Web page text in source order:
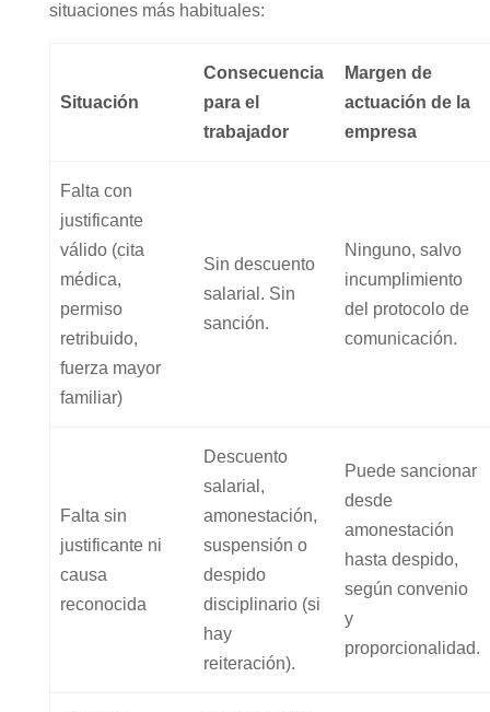
situaciones más habituales:
Situación
Consecuencia
para el
trabajador
Margen de
actuación de la
empresa
Falta con
justificante
válido (cita
médica,
permiso
retribuido,
fuerza mayor
familiar)
Sin descuento
salarial. Sin
sanción.
Ninguno, salvo
incumplimiento
del protocolo de
comunicación.
Falta sin
justificante ni
causa
reconocida
Descuento
salarial,
amonestación,
suspensión o
despido
disciplinario (si
hay
reiteración).
Puede sancionar
desde
amonestación
hasta despido,
según convenio
y
proporcionalidad.